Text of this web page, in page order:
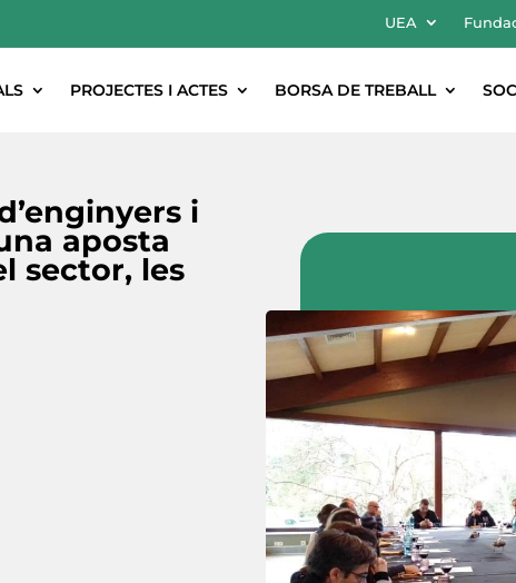
UEA
PROJECTES I ACTES BORSA DE TREBALL
i
aposta
sector, les